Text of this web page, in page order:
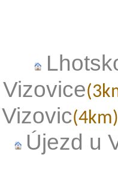
Vizovice
Vizovic(4km)
Újezd u